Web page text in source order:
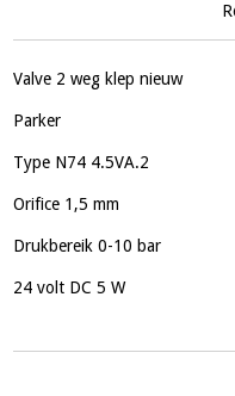
Valve 2 weg klep nieuw
Parker
Type N74 4.5VA.2
Orifice 1,5 mm
Drukbereik 0-10 bar
24 volt DC 5 W